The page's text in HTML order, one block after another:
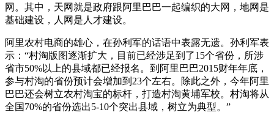
网。其中，天网就是政府跟阿里巴巴一起编织的大网，地网是
基础建设，人网是人才建设。
阿里农村电商的雄心，在孙利军的话语中表露无遗。孙利军表
示：“村淘版图逐渐扩大，目前已经涉足到了15个省份，所涉
省市50%以上的县域都已经报名。到阿里巴巴2015财年年底，
参与村淘的省份预计会增加到23个左右。除此之外，今年阿里
巴巴还会树立农村淘宝的标杆，打造村淘黄埔军校。村淘将从
全国70%的省份选出5-10个突出县域，树立为典型。”